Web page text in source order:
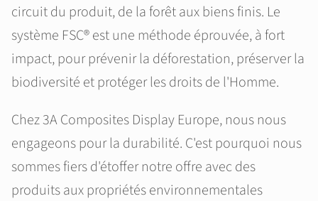
circuit du produit, de la forêt aux biens finis. Le
système FSC® est une méthode éprouvée, à fort
impact, pour prévenir la déforestation, préserver la
biodiversité et protéger les droits de l'Homme.
Chez 3A Composites Display Europe, nous nous
engageons pour la durabilité. C'est pourquoi nous
sommes fiers d'étoffer notre offre avec des
produits aux propriétés environnementales